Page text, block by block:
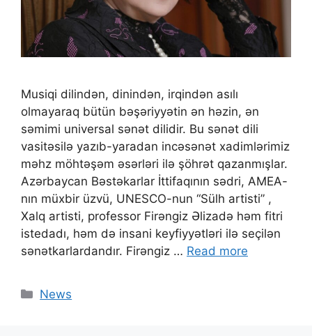
Musiqi dilindən, dinindən, irqindən asılı
olmayaraq bütün bəşəriyyətin ən həzin, ən
səmimi universal sənət dilidir. Bu sənət dili
vasitəsilə yazıb-yaradan incəsənət xadimlərimiz
məhz möhtəşəm əsərləri ilə şöhrət qazanmışlar.
Azərbaycan Bəstəkarlar İttifaqının sədri, AMEA-
nın müxbir üzvü, UNESCO-nun “Sülh artisti” ,
Xalq artisti, professor Firəngiz Əlizadə həm fitri
istedadı, həm də insani keyfiyyətləri ilə seçilən
sənətkarlardandır. Firəngiz … Read more
News